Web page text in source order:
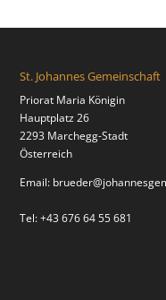
St. Johannes Gemeinschaft
Priorat Maria Königin
Hauptplatz 26
2293 Marchegg-Stadt
Österreich
Email:
Tel: +43 676 64 55 681